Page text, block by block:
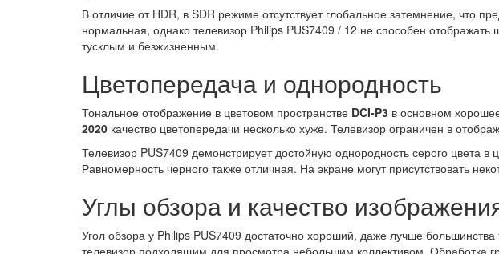
В отличие от HDR, в SDR режиме отсутствует глобальное затемнение, что
нормальная, однако телевизор Philips PUS7409 / 12 не способен отображать
тусклым и безжизненным.
Цветопередача и однородность
Тональное отображение в цветовом пространстве DCI-P3 в основном
2020 качество цветопередачи несколько хуже. Телевизор ограничен в
Телевизор PUS7409 демонстрирует достойную однородность серого цвета
Равномерность черного также отличная. На экране могут присутствовать
Углы обзора и качество
Угол обзора у Philips PUS7409 достаточно хороший, даже лучше